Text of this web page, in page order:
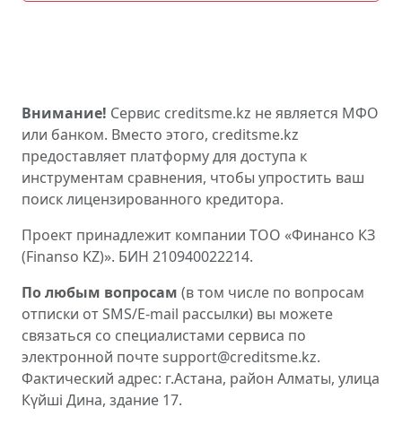
Внимание! Сервис creditsme.kz не является МФО
или банком. Вместо этого, creditsme.kz
предоставляет платформу для доступа к
инструментам сравнения, чтобы упростить ваш
поиск лицензированного кредитора.
Проект принадлежит компании ТОО «Финансо КЗ
(Finanso KZ)». БИН 210940022214.
По любым вопросам (в том числе по вопросам
отписки от SMS/E-mail рассылки) вы можете
связаться со специалистами сервиса по
электронной почте support@creditsme.kz.
Фактический адрес: г.Астана, район Алматы, улица
Күйші Дина, здание 17.